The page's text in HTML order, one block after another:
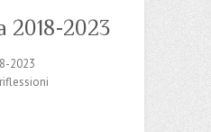
2018-2023
2023